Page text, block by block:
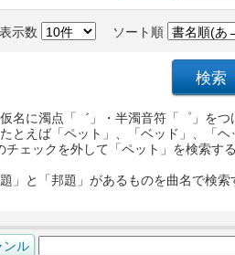
表示数 ソート順
名に濁点「゛」・半濁音符「゜」を
たとえば「ペット」、「ベッド」、「
チェックを外して「ペット」を検索
」と「邦題」があるものを曲名で検